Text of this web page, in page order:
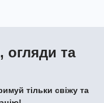
огляди та
тільки свіжу та